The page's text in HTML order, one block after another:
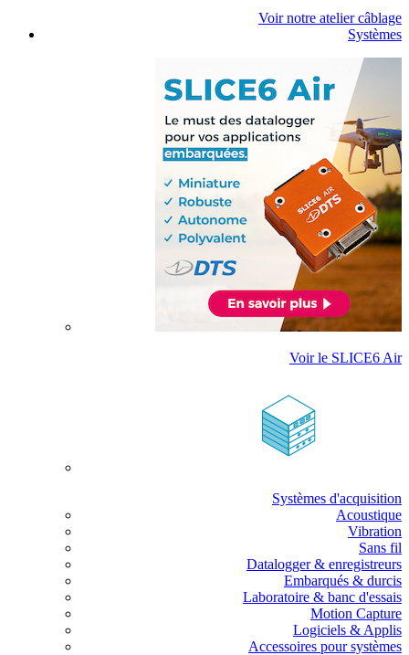
Voir notre atelier câblage
Systèmes
Voir le SLICE6 Air
Systèmes d'acquisition
Acoustique
Vibration
Sans fil
Datalogger & enregistreurs
Embarqués & durcis
Laboratoire & banc d'essais
Motion Capture
Logiciels & Applis
Accessoires pour systèmes